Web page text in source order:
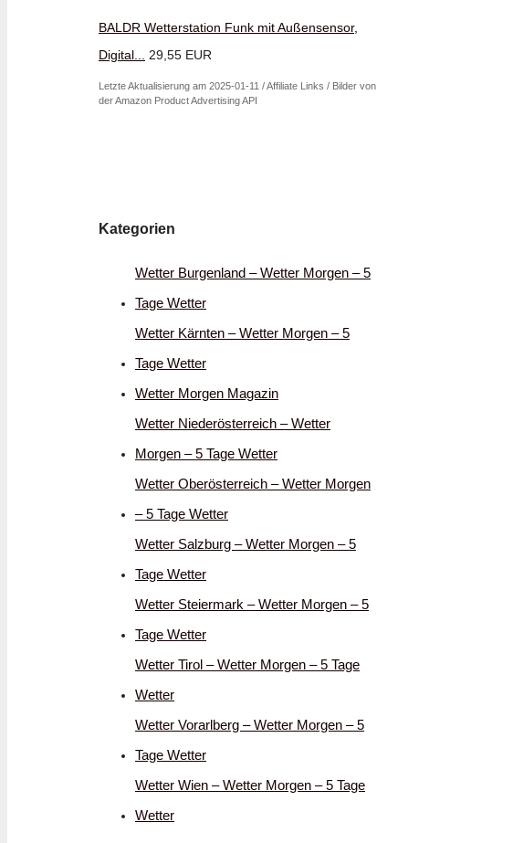
BALDR Wetterstation Funk mit Außensensor,
Digital... 29,55 EUR
Letzte Aktualisierung am 2025-01-11 / Affiliate Links / Bilder von
der Amazon Product Advertising API
Kategorien
Wetter Burgenland – Wetter Morgen – 5
Tage Wetter
Wetter Kärnten – Wetter Morgen – 5
Tage Wetter
Wetter Morgen Magazin
Wetter Niederösterreich – Wetter
Morgen – 5 Tage Wetter
Wetter Oberösterreich – Wetter Morgen
– 5 Tage Wetter
Wetter Salzburg – Wetter Morgen – 5
Tage Wetter
Wetter Steiermark – Wetter Morgen – 5
Tage Wetter
Wetter Tirol – Wetter Morgen – 5 Tage
Wetter
Wetter Vorarlberg – Wetter Morgen – 5
Tage Wetter
Wetter Wien – Wetter Morgen – 5 Tage
Wetter